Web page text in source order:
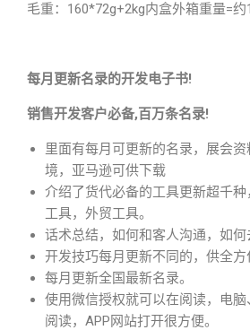
毛重：160*72g+2kg内盒外箱重量=约
每月更新名录的开发电子书!
销售开发客户必备,百万条名录!
里面有每月可更新的名录，展会
境，亚马逊可供下载
介绍了货代必备的工具更新超千
工具，外贸工具。
话术总结，如何和客人沟通，如
开发技巧每月更新不同的，供全方
每月更新全国最新名录。
使用微信授权就可以在阅读，电
阅读，APP网站打开很方便。